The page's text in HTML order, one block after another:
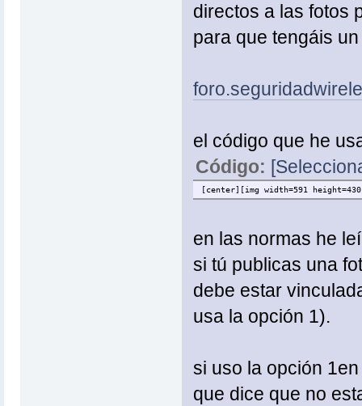
directos a las fotos
para que tengáis
el código que he
Código:
[center][img width=591
en las normas he
si tú publicas una
debe estar
usa la opción 1).
si uso la opción
que dice que no